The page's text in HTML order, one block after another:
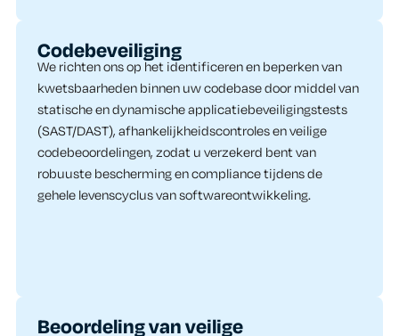
Codebeveiliging
We richten ons op het identificeren en beperken van
kwetsbaarheden binnen uw codebase door middel van
statische en dynamische applicatiebeveiligingstests
(SAST/DAST), afhankelijkheidscontroles en veilige
codebeoordelingen, zodat u verzekerd bent van
robuuste bescherming en compliance tijdens de
gehele levenscyclus van softwareontwikkeling.
Beoordeling van veilige